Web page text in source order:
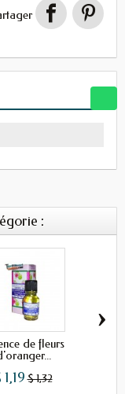
:
de fleurs
1,19 $ 1,32
›